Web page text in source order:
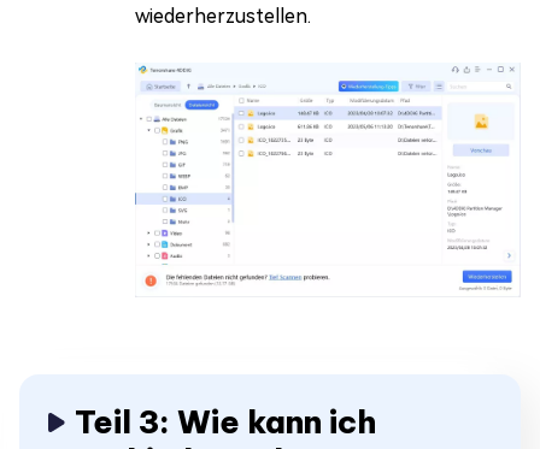
wiederherzustellen.
Teil 3: Wie kann ich